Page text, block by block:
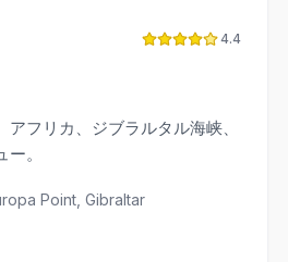
4.4
フリカ、ジブラルタル海峡、
。
Point, Gibraltar